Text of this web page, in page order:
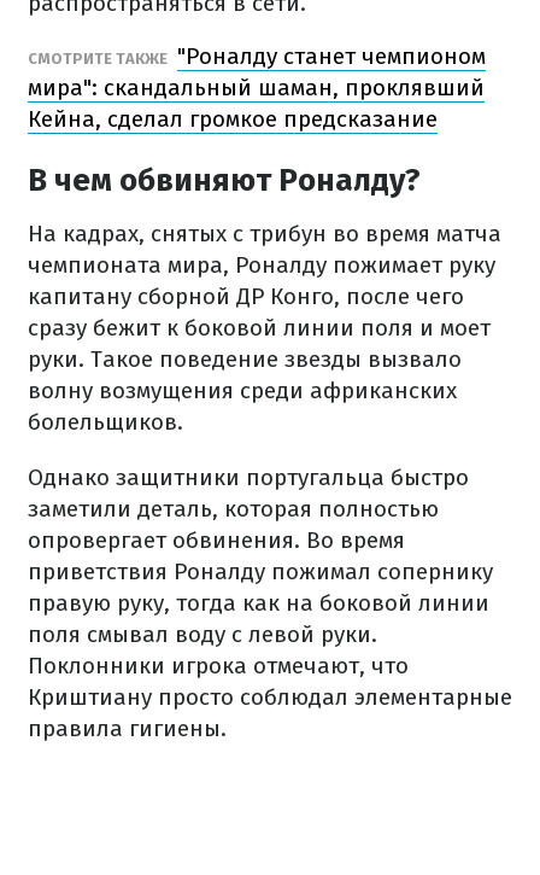
СМОТРИТЕ ТАКЖЕ "Роналду станет чемпионом
мира": скандальный шаман, проклявший
Кейна, сделал громкое предсказание
В чем обвиняют Роналду?
На кадрах, снятых с трибун во время матча
чемпионата мира, Роналду пожимает руку
капитану сборной ДР Конго, после чего
сразу бежит к боковой линии поля и моет
руки. Такое поведение звезды вызвало
волну возмущения среди африканских
болельщиков.
Однако защитники португальца быстро
заметили деталь, которая полностью
опровергает обвинения. Во время
приветствия Роналду пожимал сопернику
правую руку, тогда как на боковой линии
поля смывал воду с левой руки.
Поклонники игрока отмечают, что
Криштиану просто соблюдал элементарные
правила гигиены.